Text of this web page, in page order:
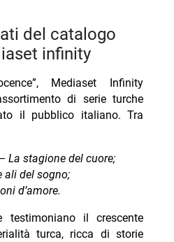
infinity
Mediaset Infinity
di serie turche
il pubblico italiano. Tra
La stagione del cuore;
ali del sogno;
d’amore.
testimoniano il crescente
turca, ricca di storie